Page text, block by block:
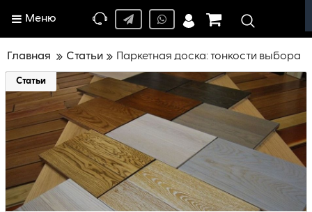
Меню
Главная Статьи Паркетная доска: тонкости выбора
Статьи